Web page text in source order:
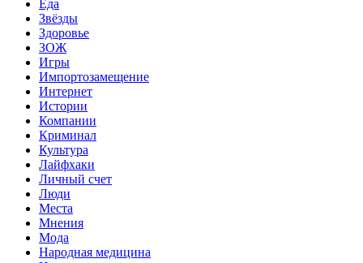
Еда
Звёзды
Здоровье
ЗОЖ
Игры
Импортозамещение
Интернет
Истории
Компании
Криминал
Культура
Лайфхаки
Личный счет
Люди
Места
Мнения
Мода
Народная медицина